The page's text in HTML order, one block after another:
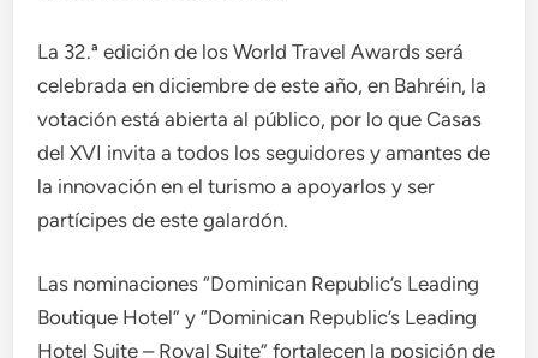
La 32.ª edición de los World Travel Awards será
celebrada en diciembre de este año, en Bahréin, la
votación está abierta al público, por lo que Casas
del XVI invita a todos los seguidores y amantes de
la innovación en el turismo a apoyarlos y ser
partícipes de este galardón.
Las nominaciones “Dominican Republic’s Leading
Boutique Hotel” y “Dominican Republic’s Leading
Hotel Suite – Royal Suite” fortalecen la posición de